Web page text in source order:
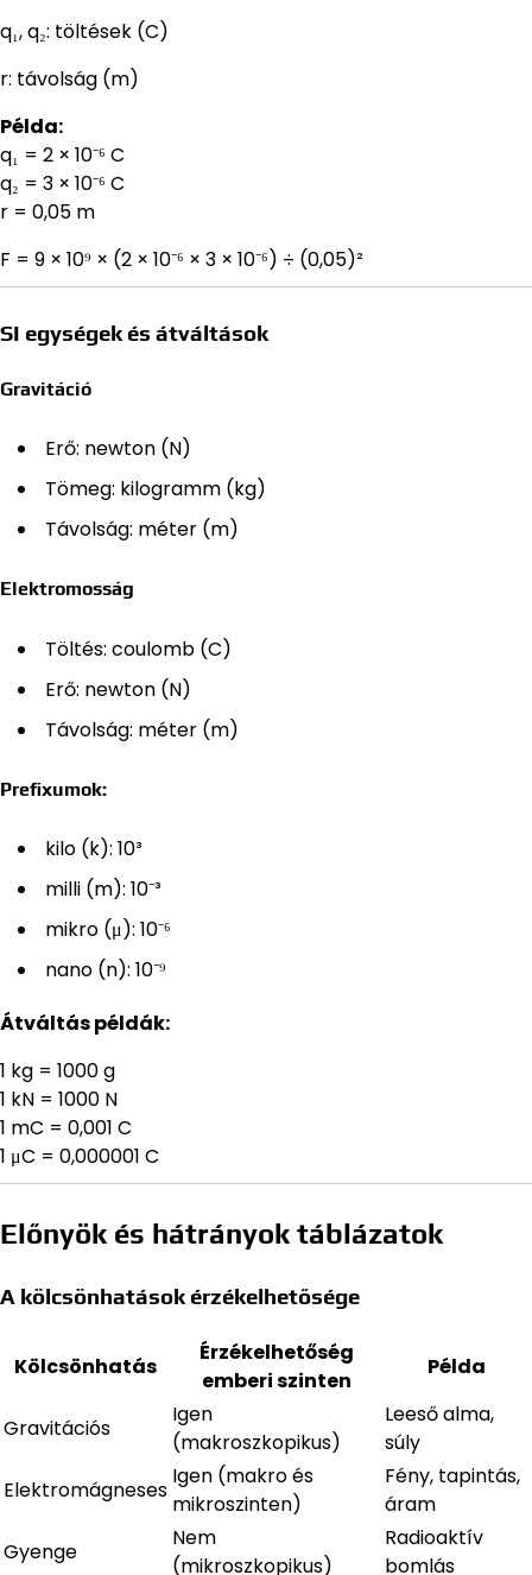
q₁, q₂: töltések (C)
r: távolság (m)
Példa:
q₁ = 2 × 10⁻⁶ C
q₂ = 3 × 10⁻⁶ C
r = 0,05 m
F = 9 × 10⁹ × (2 × 10⁻⁶ × 3 × 10⁻⁶) ÷ (0,05)²
SI egységek és átváltások
Gravitáció
Erő: newton (N)
Tömeg: kilogramm (kg)
Távolság: méter (m)
Elektromosság
Töltés: coulomb (C)
Erő: newton (N)
Távolság: méter (m)
Prefixumok:
kilo (k): 10³
milli (m): 10⁻³
mikro (μ): 10⁻⁶
nano (n): 10⁻⁹
Átváltás példák:
1 kg = 1000 g
1 kN = 1000 N
1 mC = 0,001 C
1 μC = 0,000001 C
Előnyök és hátrányok táblázatok
A kölcsönhatások érzékelhetősége
Kölcsönhatás
Érzékelhetőség
emberi szinten
Példa
Gravitációs
Igen
(makroszkopikus)
Leeső alma,
súly
Elektromágneses
Igen (makro és
mikroszinten)
Fény, tapintás,
áram
Gyenge
Nem
(mikroszkopikus)
Radioaktív
bomlás